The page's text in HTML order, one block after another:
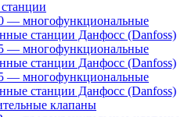
— многофункциональные
станции Данфосс (Danfoss)
— многофункциональные
станции Данфосс (Danfoss)
— многофункциональные
станции Данфосс (Danfoss)
клапаны